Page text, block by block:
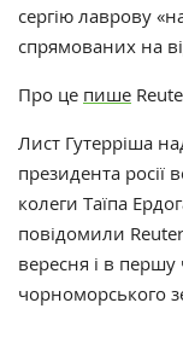
сергію лаврову
спрямованих на
Про це пише
Лист Гутерріша
президента росії
колеги Таїпа
повідомили
вересня і в першу
чорноморського